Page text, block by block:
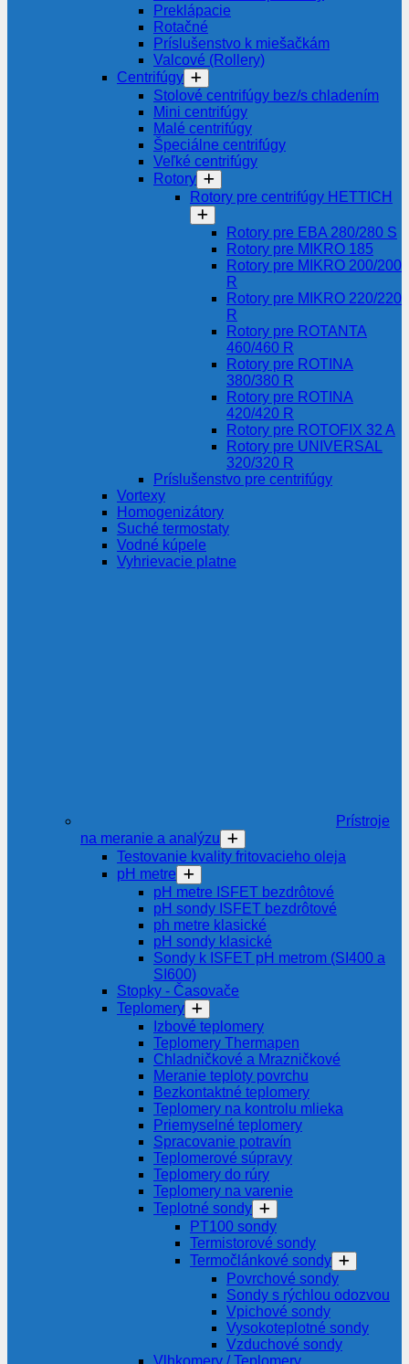
Preklápacie
Rotačné
Príslušenstvo k miešačkám
Valcové (Rollery)
Centrifúgy
Stolové centrifúgy bez/s chladením
Mini centrifúgy
Malé centrifúgy
Špeciálne centrifúgy
Veľké centrifúgy
Rotory
Rotory pre centrifúgy HETTICH
Rotory pre EBA 280/280 S
Rotory pre MIKRO 185
Rotory pre MIKRO 200/200
R
Rotory pre MIKRO 220/220
R
Rotory pre ROTANTA
460/460 R
Rotory pre ROTINA
380/380 R
Rotory pre ROTINA
420/420 R
Rotory pre ROTOFIX 32 A
Rotory pre UNIVERSAL
320/320 R
Príslušenstvo pre centrifúgy
Vortexy
Homogenizátory
Suché termostaty
Vodné kúpele
Vyhrievacie platne
Prístroje
na meranie a analýzu
Testovanie kvality fritovacieho oleja
pH metre
pH metre ISFET bezdrôtové
pH sondy ISFET bezdrôtové
ph metre klasické
pH sondy klasické
Sondy k ISFET pH metrom (SI400 a
SI600)
Stopky - Časovače
Teplomery
Izbové teplomery
Teplomery Thermapen
Chladničkové a Mrazničkové
Meranie teploty povrchu
Bezkontaktné teplomery
Teplomery na kontrolu mlieka
Priemyselné teplomery
Spracovanie potravín
Teplomerové súpravy
Teplomery do rúry
Teplomery na varenie
Teplotné sondy
PT100 sondy
Termistorové sondy
Termočlánkové sondy
Povrchové sondy
Sondy s rýchlou odozvou
Vpichové sondy
Vysokoteplotné sondy
Vzduchové sondy
Vlhkomery / Teplomery